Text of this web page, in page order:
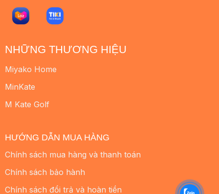
NHỮNG THƯƠNG HIỆU
Miyako Home
MinKate
M Kate Golf
HƯỚNG DẪN MUA HÀNG
Chính sách mua hàng và thanh toán
Chính sách bảo hành
Chính sách đổi trả và hoàn tiền